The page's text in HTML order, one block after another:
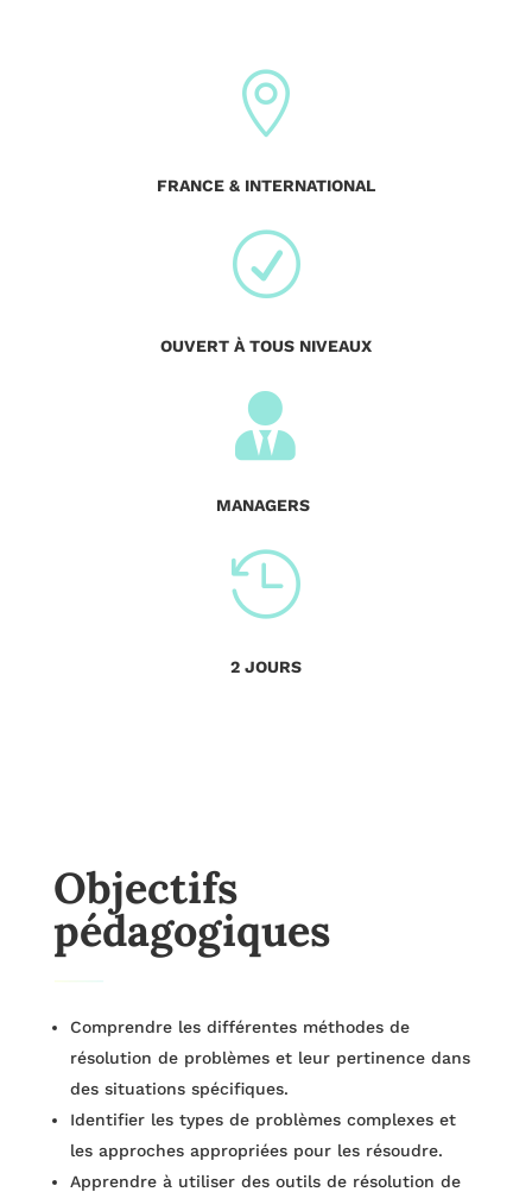

FRANCE & INTERNATIONAL
R
OUVERT À TOUS NIVEAUX

MANAGERS

2 JOURS
Objectifs
pédagogiques
Comprendre les différentes méthodes de
résolution de problèmes et leur pertinence dans
des situations spécifiques.
Identifier les types de problèmes complexes et
les approches appropriées pour les résoudre.
Apprendre à utiliser des outils de résolution de